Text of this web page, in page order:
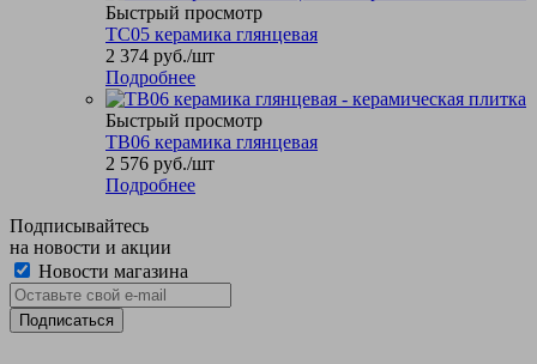
Быстрый просмотр
TC05 керамика глянцевая
2 374 руб./шт
Подробнее
Быстрый просмотр
TB06 керамика глянцевая
2 576 руб./шт
Подробнее
Подписывайтесь
на новости и акции
Новости магазина